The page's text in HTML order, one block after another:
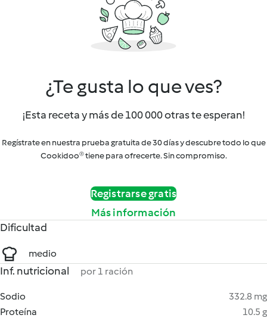
¿Te gusta lo que ves?
¡Esta receta y más de 100 000 otras te esperan!
Regístrate en nuestra prueba gratuita de 30 días y descubre todo lo que
Cookidoo® tiene para ofrecerte. Sin compromiso.
Registrarse gratis
Más información
Dificultad
medio
Inf. nutricional por 1 ración
Sodio
332.8 mg
Proteína
10.5 g